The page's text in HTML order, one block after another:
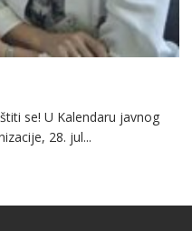
se! U Kalendaru javnog
28. jul...